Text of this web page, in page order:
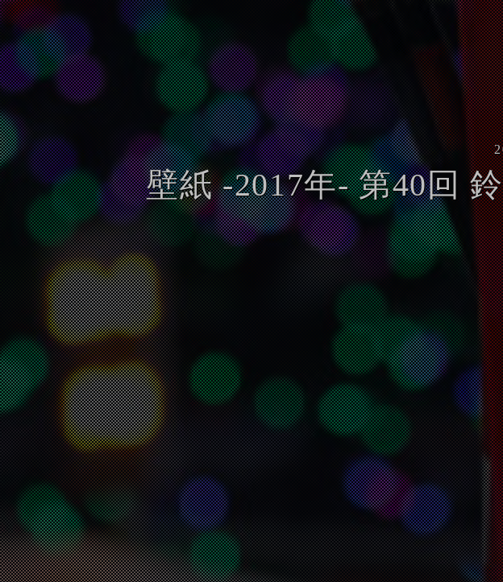
壁紙 -2017年- 第40回